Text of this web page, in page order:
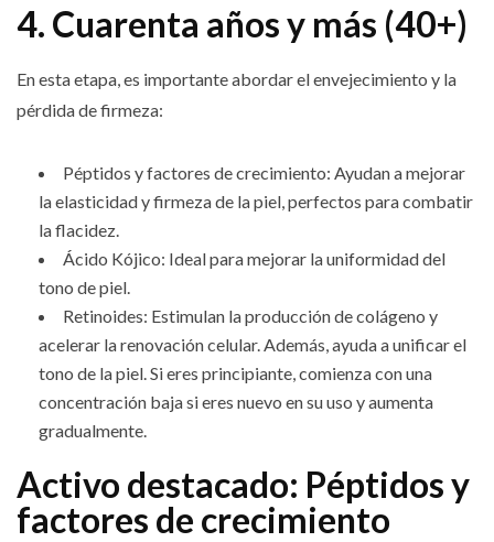
4. Cuarenta años y más (40+)
En esta etapa, es importante abordar el envejecimiento y la
pérdida de firmeza:
Péptidos y factores de crecimiento: Ayudan a mejorar
la elasticidad y firmeza de la piel, perfectos para combatir
la flacidez.
Ácido Kójico: Ideal para mejorar la uniformidad del
tono de piel.
Retinoides: Estimulan la producción de colágeno y
acelerar la renovación celular. Además, ayuda a unificar el
tono de la piel. Si eres principiante, comienza con una
concentración baja si eres nuevo en su uso y aumenta
gradualmente.
Activo destacado: Péptidos y
factores de crecimiento